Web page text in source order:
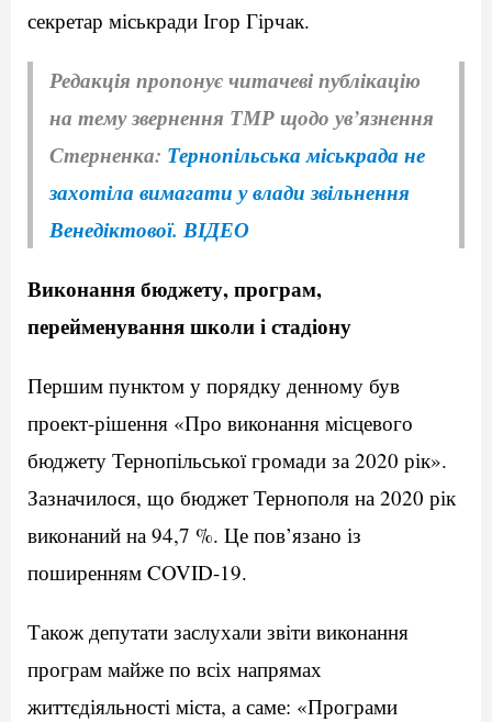
секретар міськради Ігор Гірчак.
Редакція пропонує читачеві публікацію
на тему звернення ТМР щодо ув’язнення
Стерненка: Тернопільська міськрада не
захотіла вимагати у влади звільнення
Венедіктової. ВІДЕО
Виконання бюджету, програм,
перейменування школи і стадіону
Першим пунктом у порядку денному був
проект-рішення «Про виконання місцевого
бюджету Тернопільської громади за 2020 рік».
Зазначилося, що бюджет Тернополя на 2020 рік
виконаний на 94,7 %. Це пов’язано із
поширенням COVID-19.
Також депутати заслухали звіти виконання
програм майже по всіх напрямах
життєдіяльності міста, а саме: «Програми